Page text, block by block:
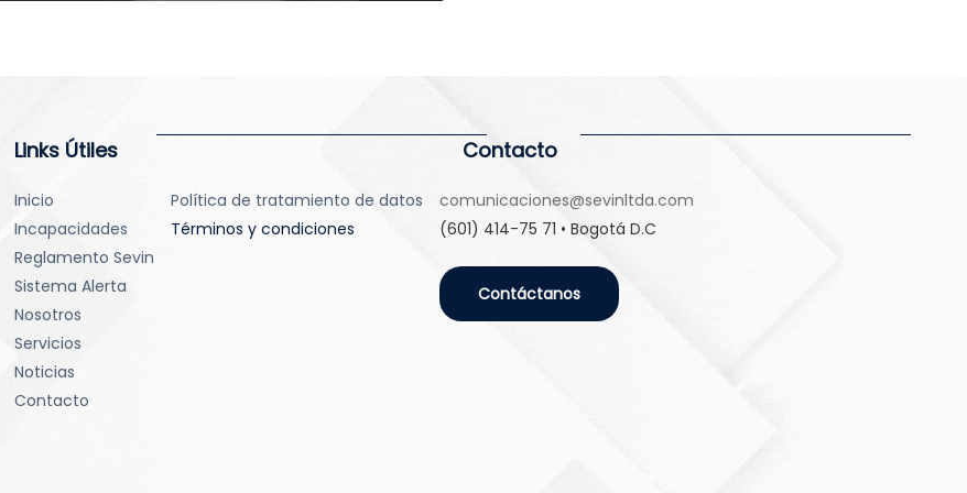
Links Útiles
Inicio
Incapacidades
Reglamento Sevin
Sistema Alerta
Nosotros
Servicios
Noticias
Contacto
Política de tratamiento de datos
Términos y condiciones
Contacto
comunicaciones@sevinltda.com
(601) 414-75 71 • Bogotá D.C
Contáctanos